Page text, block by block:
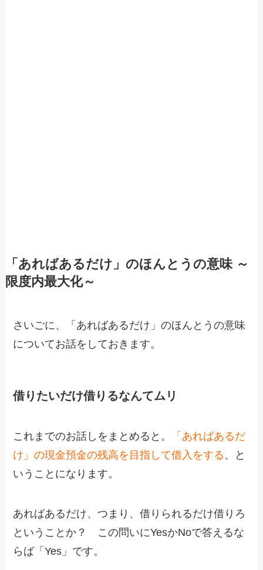
「あればあるだけ」のほんとうの意味 ～
限度内最大化～
さいごに、「あればあるだけ」のほんとうの意味
についてお話をしておきます。
借りたいだけ借りるなんてムリ
これまでのお話しをまとめると。
「あればあるだ
け」の現金預金の残高を目指して借入をする 、と
いうことになります。
あればあるだけ、つまり、借りられるだけ借りろ
ということか？ この問いにYesかNoで答えるな
らば「Yes」です。